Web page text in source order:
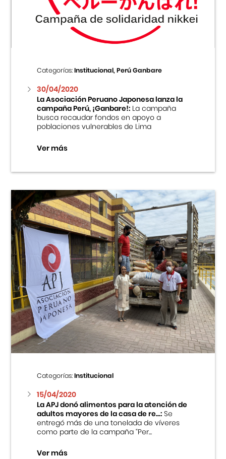
Categorías:Institucional, Perú Ganbare
30/04/2020
La Asociación Peruano Japonesa lanza la
campaña Perú, ¡Ganbare!:La campaña
busca recaudar fondos en apoyo a
poblaciones vulnerables de Lima
Ver más
Categorías:Institucional
15/04/2020
La APJ donó alimentos para la atención de
adultos mayores de la casa de re...:Se
entregó más de una tonelada de víveres
como parte de la campaña “Per...
Ver más